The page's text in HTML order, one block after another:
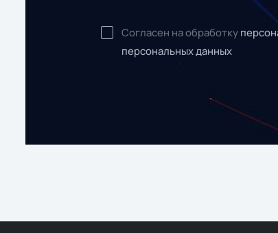
Согласен на обработку
персональных данных